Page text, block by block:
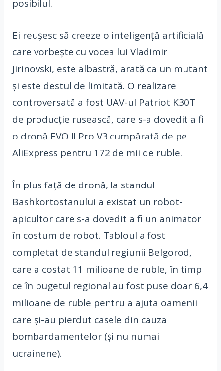
posibilul.
Ei reușesc să creeze o inteligență artificială
care vorbește cu vocea lui Vladimir
Jirinovski, este albastră, arată ca un mutant
și este destul de limitată. O realizare
controversată a fost UAV-ul Patriot K30T
de producție rusească, care s-a dovedit a fi
o dronă EVO II Pro V3 cumpărată de pe
AliExpress pentru 172 de mii de ruble.
În plus față de dronă, la standul
Bashkortostanului a existat un robot-
apicultor care s-a dovedit a fi un animator
în costum de robot. Tabloul a fost
completat de standul regiunii Belgorod,
care a costat 11 milioane de ruble, în timp
ce în bugetul regional au fost puse doar 6,4
milioane de ruble pentru a ajuta oamenii
care și-au pierdut casele din cauza
bombardamentelor (și nu numai
ucrainene).